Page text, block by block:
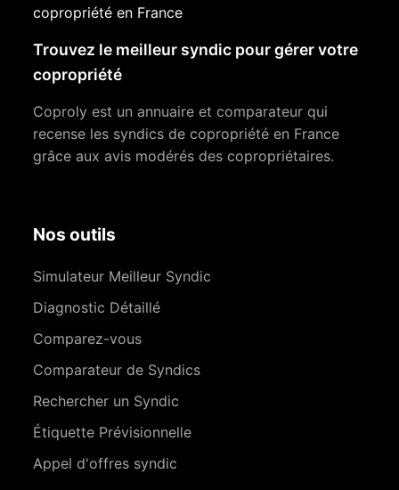
copropriété en France
Trouvez le meilleur syndic pour gérer votre
copropriété
Coproly est un annuaire et comparateur qui
recense les syndics de copropriété en France
grâce aux avis modérés des copropriétaires.
Nos outils
Simulateur Meilleur Syndic
Diagnostic Détaillé
Comparez-vous
Comparateur de Syndics
Rechercher un Syndic
Étiquette Prévisionnelle
Appel d'offres syndic